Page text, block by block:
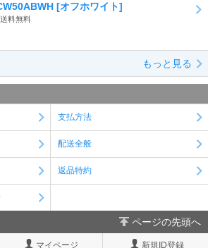
[オフホワイト]
送料無料
もっと見る
支払方法
配送全般
返品特約
ページの先頭へ
マイページ 新規ID登録